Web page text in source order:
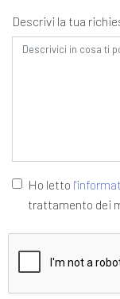
Descrivi la tua
Ho letto
trattamento dei